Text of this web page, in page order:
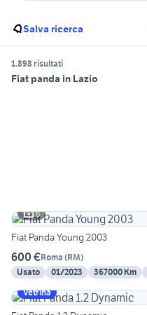
Salva ricerca
1.898 risultati
Fiat panda in Lazio
6
Fiat Panda Young 2003
600 €Roma (RM)
Usato
01/2023 367000 Km
Vetrina